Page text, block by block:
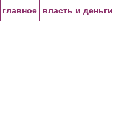
главное власть и деньги